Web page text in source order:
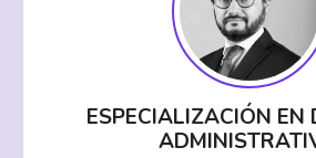
ESPECIALIZACIÓN EN